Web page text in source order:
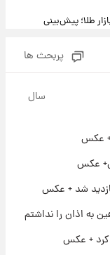
طلا؛ پیش‌بینی
پربحث ها
سال
+ عکس
عکس
به اذان را نداشتم
کرد + عکس